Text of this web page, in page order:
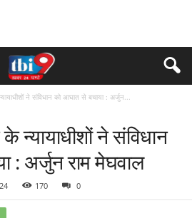
न्यायाधीशों ने संविधान को आघात से बचाया : अर्जुन...
के न्यायाधीशों ने संविधान
: अर्जुन राम मेघवाल
170 0